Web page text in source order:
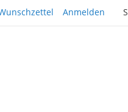
Anmelden